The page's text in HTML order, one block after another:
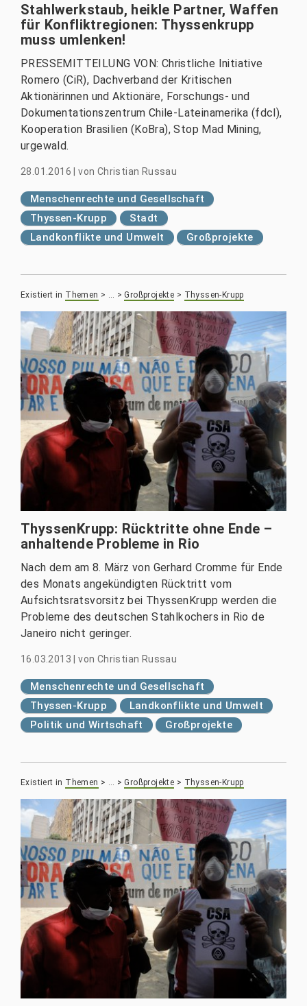
Stahlwerkstaub, heikle Partner, Waffen
für Konfliktregionen: Thyssenkrupp
muss umlenken!
PRESSEMITTEILUNG VON: Christliche Initiative
Romero (CiR), Dachverband der Kritischen
Aktionärinnen und Aktionäre, Forschungs- und
Dokumentationszentrum Chile-Lateinamerika (fdcl),
Kooperation Brasilien (KoBra), Stop Mad Mining,
urgewald.
28.01.2016 |von Christian Russau
Menschenrechte und Gesellschaft
Thyssen-Krupp
Stadt
Landkonflikte und Umwelt
Großprojekte
Existiert in Themen > >Großprojekte > Thyssen-Krupp
ThyssenKrupp: Rücktritte ohne Ende –
anhaltende Probleme in Rio
Nach dem am 8. März von Gerhard Cromme für Ende
des Monats angekündigten Rücktritt vom
Aufsichtsratsvorsitz bei ThyssenKrupp werden die
Probleme des deutschen Stahlkochers in Rio de
Janeiro nicht geringer.
16.03.2013 |von Christian Russau
Menschenrechte und Gesellschaft
Thyssen-Krupp
Landkonflikte und Umwelt
Politik und Wirtschaft
Großprojekte
Existiert in Themen > >Großprojekte > Thyssen-Krupp